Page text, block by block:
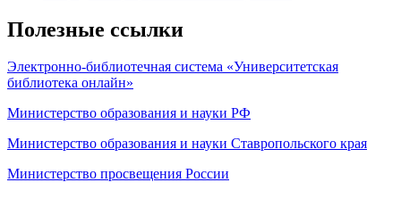
Полезные ссылки
Электронно-библиотечная система «Университетская
библиотека онлайн»
Министерство образования и науки РФ
Министерство образования и науки Ставропольского края
Министерство просвещения России